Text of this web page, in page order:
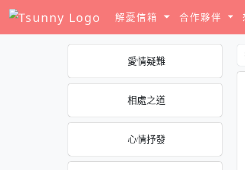
解憂信箱 合作夥伴
愛情疑難
相處之道
心情抒發